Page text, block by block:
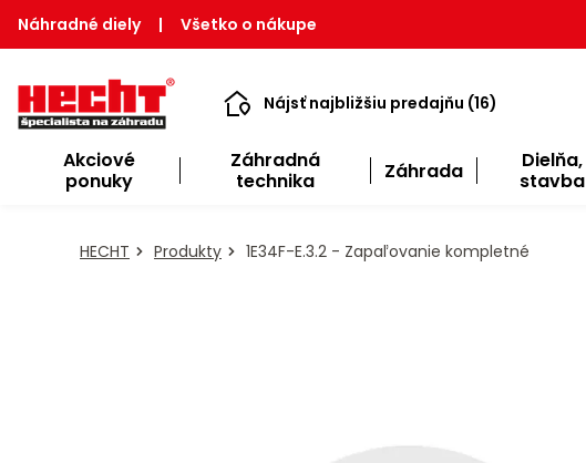
Náhradné diely | Všetko o nákupe
Nájsť najbližšiu predajňu (16)
Akciové
ponuky
Záhradná
technika
Záhrada
Dielňa,
stavba
HECHT Produkty 1E34F-E.3.2 - Zapaľovanie kompletné